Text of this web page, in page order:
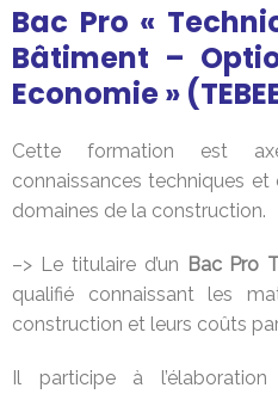
Bac Pro «
Bâtiment –
Economie »
Cette formation est
connaissances techniques
domaines de la construction.
–> Le titulaire d’un Bac Pro
qualifié connaissant les
construction et leurs coûts
Il participe à